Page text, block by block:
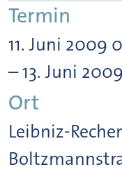
Termin
11. Juni 2009
– 13. Juni
Ort
Leibniz-